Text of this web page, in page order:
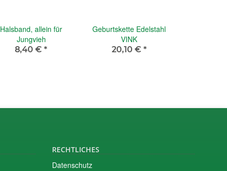
Halsband, allein für
Jungvieh
8,40 € *
Geburtskette Edelstahl
VINK
20,10 € *
RECHTLICHES
Datenschutz